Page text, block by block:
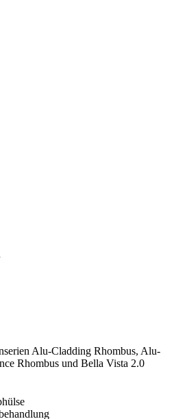
Alu-Cladding Rhombus, Alu-
Rhombus und Bella Vista 2.0